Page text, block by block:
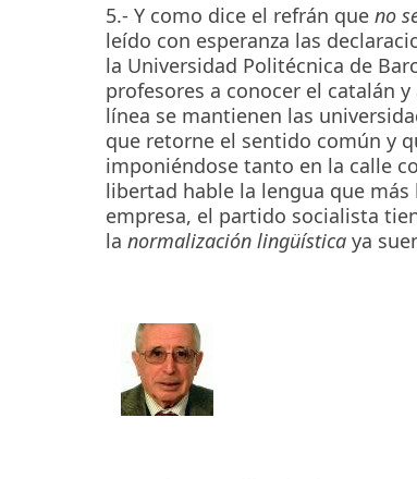
5.- Y como dice el refrán que no
leído con esperanza las
la Universidad Politécnica de
profesores a conocer el catalán
línea se mantienen las
que retorne el sentido común y
imponiéndose tanto en la calle
libertad hable la lengua que
empresa, el partido socialista
la normalización lingüística ya